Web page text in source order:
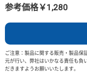
参考価格￥1,280
ご注意：製品に関する販売・製品保
元が行い、弊社はいかなる責任も負
だきますようお願いいたします。